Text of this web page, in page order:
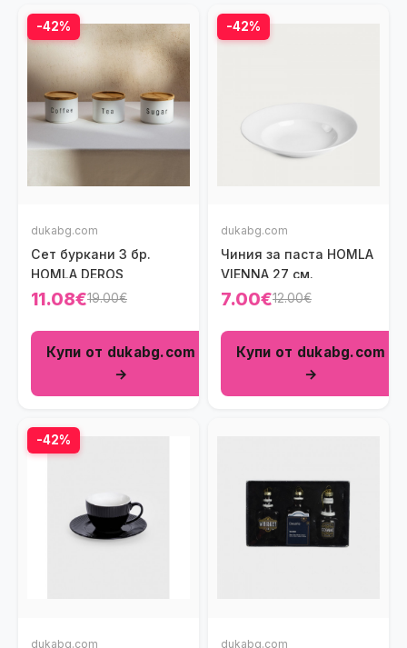
-42%
dukabg.com
Сет буркани 3 бр.
HOMLA DEROS
11.08€19.00€
Купи от dukabg.com
→
-42%
dukabg.com
Чиния за паста HOMLA
VIENNA 27 см.
7.00€12.00€
Купи от dukabg.com
→
-42%
dukabg.com dukabg.com